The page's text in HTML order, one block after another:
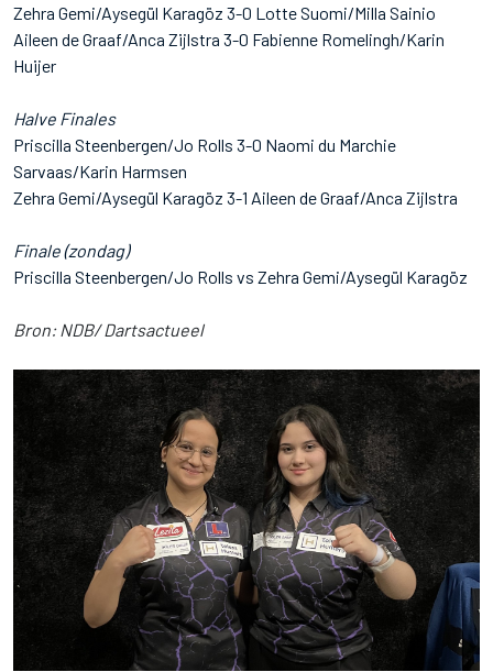
Zehra Gemi/Aysegül Karagöz 3-0 Lotte Suomi/Milla Sainio
Aileen de Graaf/Anca Zijlstra 3-0 Fabienne Romelingh/Karin
Huijer
Halve Finales
Priscilla Steenbergen/Jo Rolls 3-0 Naomi du Marchie
Sarvaas/Karin Harmsen
Zehra Gemi/Aysegül Karagöz 3-1 Aileen de Graaf/Anca Zijlstra
Finale (zondag)
Priscilla Steenbergen/Jo Rolls vs Zehra Gemi/Aysegül Karagöz
Bron: NDB/ Dartsactueel